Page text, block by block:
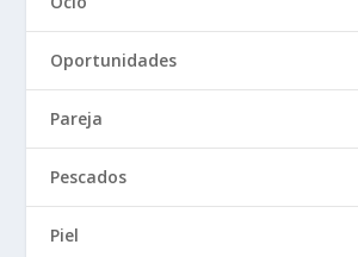
Oportunidades
Pareja
Pescados
Piel